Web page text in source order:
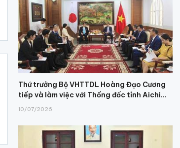
Thứ trưởng Bộ VHTTDL Hoàng Đạo Cương
tiếp và làm việc với Thống đốc tỉnh Aichi...
10/07/2026